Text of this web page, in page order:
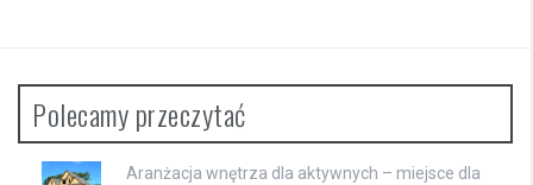
Polecamy przeczytać
Aranżacja wnętrza dla aktywnych – miejsce dla